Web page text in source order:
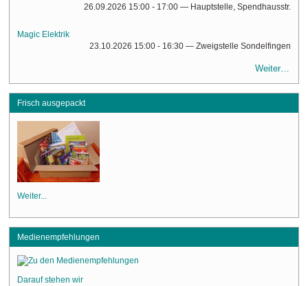
26.09.2026 15:00 - 17:00 — Hauptstelle, Spendhausstr.
Magic Elektrik
23.10.2026 15:00 - 16:30 — Zweigstelle Sondelfingen
Weiter…
Frisch ausgepackt
Weiter...
Medienempfehlungen
Darauf stehen wir